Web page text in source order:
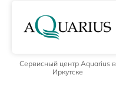
Сервисный центр Aquarius в
Иркутске